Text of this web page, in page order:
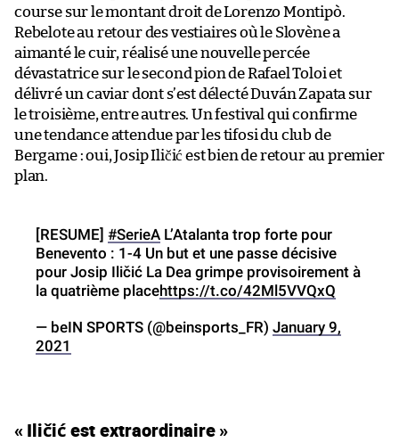
course sur le montant droit de Lorenzo Montipò.
Rebelote au retour des vestiaires où le Slovène a
aimanté le cuir, réalisé une nouvelle percée
dévastatrice sur le second pion de Rafael Toloi et
délivré un caviar dont s’est délecté Duván Zapata sur
le troisième, entre autres. Un festival qui confirme
une tendance attendue par les tifosi du club de
Bergame : oui, Josip Iličić est bien de retour au premier
plan.
[RESUME] #SerieA L’Atalanta trop forte pour
Benevento : 1-4 Un but et une passe décisive
pour Josip Iličić La Dea grimpe provisoirement à
la quatrième placehttps://t.co/42Ml5VVQxQ
— beIN SPORTS (@beinsports_FR) January 9,
2021
« Iličić est extraordinaire »